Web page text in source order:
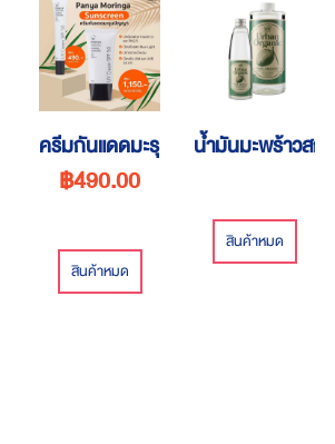
ครีมกันแดดมะรุม-20 G.
฿490.00
สินค้าหมด
น้ำมันมะพร้าวสกั
สินค้าหมด